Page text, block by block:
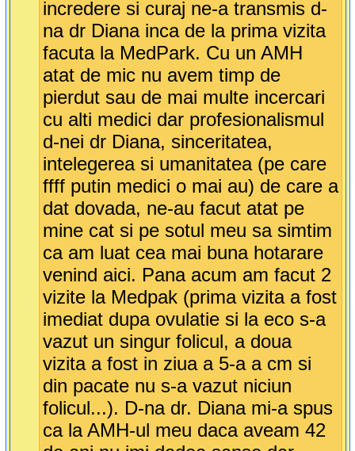
incredere si curaj ne-a transmis d-
na dr Diana inca de la prima vizita
facuta la MedPark. Cu un AMH
atat de mic nu avem timp de
pierdut sau de mai multe incercari
cu alti medici dar profesionalismul
d-nei dr Diana, sinceritatea,
intelegerea si umanitatea (pe care
ffff putin medici o mai au) de care a
dat dovada, ne-au facut atat pe
mine cat si pe sotul meu sa simtim
ca am luat cea mai buna hotarare
venind aici. Pana acum am facut 2
vizite la Medpak (prima vizita a fost
imediat dupa ovulatie si la eco s-a
vazut un singur folicul, a doua
vizita a fost in ziua a 5-a a cm si
din pacate nu s-a vazut niciun
folicul...). D-na dr. Diana mi-a spus
ca la AMH-ul meu daca aveam 42